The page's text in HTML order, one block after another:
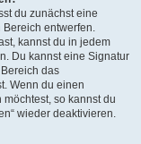
du zunächst eine
entwerfen.
kannst du in jedem
Du kannst eine Signatur
das
Wenn du einen
so kannst du
wieder deaktivieren.